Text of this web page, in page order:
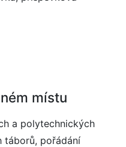
místu
a polytechnických
táborů, pořádání